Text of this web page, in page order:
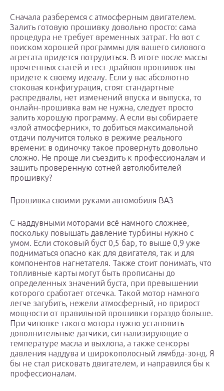
Сначала разберемся с атмосферным двигателем.
Залить готовую прошивку довольно просто: сама
процедура не требует временных затрат. Но вот с
поиском хорошей программы для вашего силового
агрегата придется потрудиться. В итоге после массы
прочтенных статей и тест-драйвов прошивок вы
придете к своему идеалу. Если у вас абсолютно
стоковая конфигурация, стоят стандартные
распредвалы, нет изменений впуска и выпуска, то
онлайн-прошивка вам не нужна, следует просто
залить хорошую программу. А если вы собираете
«злой атмосферник», то добиться максимальной
отдачи получится только в режиме реального
времени: в одиночку такое провернуть довольно
сложно. Не проще ли съездить к профессионалам и
зашить проверенную сотней автолюбителей
прошивку?
Прошивка своими руками автомобиля ВАЗ
С наддувными моторами всё намного сложнее,
поскольку повышать давление турбины нужно с
умом. Если стоковый буст 0,5 бар, то выше 0,9 уже
подниматься опасно как для двигателя, так и для
компонентов нагнетателя. Также стоит понимать, что
топливные карты могут быть прописаны до
определенных значений буста, при превышении
которого сработает отсечка. Такой мотор намного
легче загубить, нежели атмосферный, но прирост
мощности от правильной прошивки гораздо больше.
При чиповке такого мотора нужно установить
дополнительные датчики, сигнализирующие о
температуре масла и выхлопа, а также сенсоры
давления наддува и широкополосный лямбда-зонд. Я
бы не стал рисковать двигателем, и направился бы к
профессионалам.